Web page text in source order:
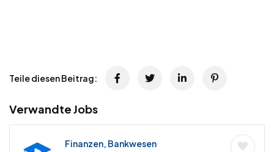
Teile diesen Beitrag:
Verwandte Jobs
Finanzen, Bankwesen